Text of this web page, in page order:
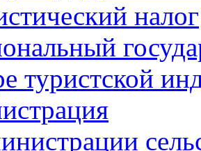
налог
туристской